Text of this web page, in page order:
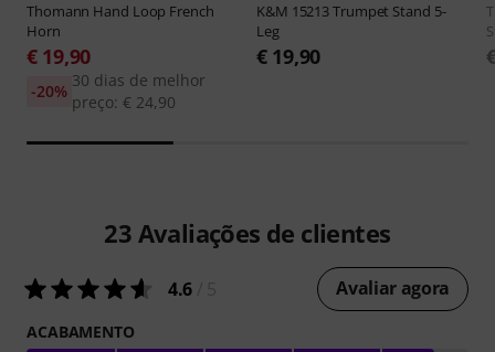
Thomann Hand Loop French
Horn
€ 19,90
30 dias de melhor
preço: € 24,90
-20%
K&M 15213 Trumpet Stand 5-
Leg
€ 19,90
23 Avaliações de clientes
4.6 Avaliar agora
ACABAMENTO